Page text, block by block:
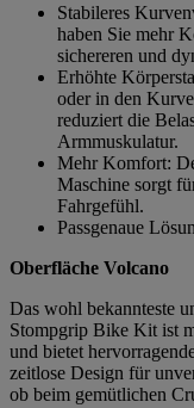
Stabileres
haben Sie mehr
sichereren und
Erhöhte
oder in den
reduziert die
Armmuskulatur.
Mehr Komfort:
Maschine sorgt
Fahrgefühl.
Passgenaue
Oberfläche Volcano
Das wohl bekannteste
Stompgrip Bike Kit ist
und bietet
zeitlose Design für
ob beim gemütlichen